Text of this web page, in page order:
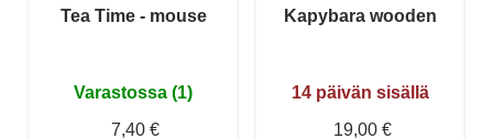
Tea Time - mouse
Varastossa (1)
7,40 €
Kapybara wooden
14 päivän sisällä
19,00 €